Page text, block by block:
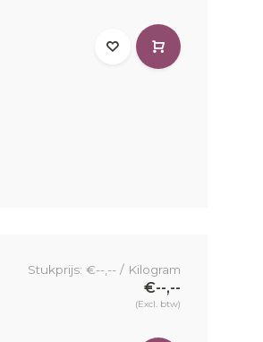
Stukprijs: €--,-- / Kilogram
€--,--
(Excl. btw)